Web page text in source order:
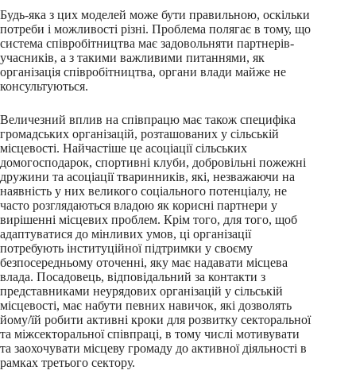
Будь-яка з цих моделей може бути правильною, оскільки
потреби і можливості різні. Проблема полягає в тому, що
система співробітництва має задовольняти партнерів-
учасників, а з такими важливими питаннями, як
організація співробітництва, органи влади майже не
консультуються.
Величезний вплив на співпрацю має також специфіка
громадських організацій, розташованих у сільській
місцевості. Найчастіше це асоціації сільських
домогосподарок, спортивні клуби, добровільні пожежні
дружини та асоціації тваринників, які, незважаючи на
наявність у них великого соціального потенціалу, не
часто розглядаються владою як корисні партнери у
вирішенні місцевих проблем. Крім того, для того, щоб
адаптуватися до мінливих умов, ці організації
потребують інституційної підтримки у своєму
безпосередньому оточенні, яку має надавати місцева
влада. Посадовець, відповідальний за контакти з
представниками неурядових організацій у сільській
місцевості, має набути певних навичок, які дозволять
йому/їй робити активні кроки для розвитку секторальної
та міжсекторальної співпраці, в тому числі мотивувати
та заохочувати місцеву громаду до активної діяльності в
рамках третього сектору.